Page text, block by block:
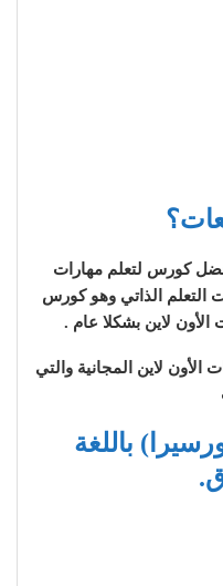
كورس لتعلم مهارات
التعلم الذاتي وهو كورس
لاين بشكلا عام .
لاين المجانية والتي
باللغة